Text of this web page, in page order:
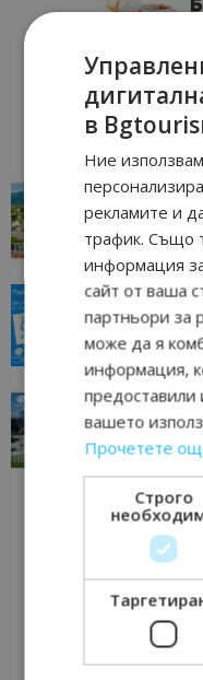
отвъд
Петрич
всички
Пловдив
Перник
в
Ние
рекламите и
трафик. Също
информация
сайт от ваша
партньори за
може да я
информация,
предоставили
вашето
Прочетете
Строго